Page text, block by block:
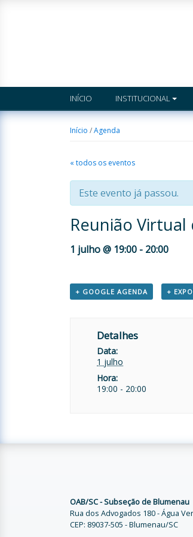
INÍCIO INSTITUCIONAL
Início /Agenda
« todos os eventos
Este evento já passou.
Reunião
1 julho @ 19:00 - 20:00
+ GOOGLE AGENDA +
Detalhes
Data:
1 julho
Hora:
19:00 - 20:00
OAB/SC - Subseção de Blumenau
Rua dos Advogados 180 - Água
CEP: 89037-505 - Blumenau/SC